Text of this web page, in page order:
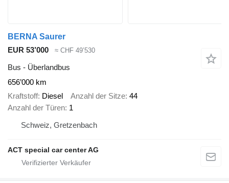
BERNA Saurer
EUR 53’000
≈ CHF 49’530
Bus - Überlandbus
656’000 km
Kraftstoff Diesel Anzahl der Sitze 44
Anzahl der Türen 1
Schweiz, Gretzenbach
ACT special car center AG